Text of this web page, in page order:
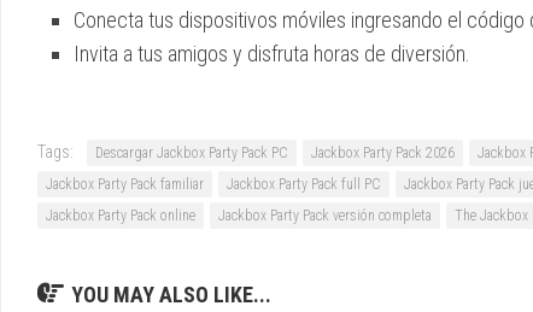
Conecta tus dispositivos móviles ingresando el código
Invita a tus amigos y disfruta horas de diversión.
Tags: Descargar Jackbox Party Pack PC Jackbox Party Pack 2026 Jackbox
Jackbox Party Pack familiar
Jackbox Party Pack full PC Jackbox Party Pack
Jackbox Party Pack online
Jackbox Party Pack versión completa The Jackbox
YOU MAY ALSO LIKE...